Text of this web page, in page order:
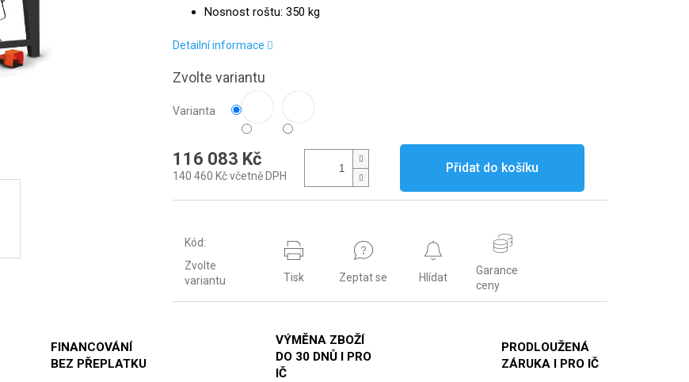
Nosnost roštu: 350 kg
Detailní informace
Zvolte variantu
Varianta
116 083 Kč
140 460 Kč včetně DPH
Přidat do košíku
Kód:
Zvolte
variantu
Tisk Zeptat se Hlídat
Garance
ceny
FINANCOVÁNÍ
BEZ PŘEPLATKU
VÝMĚNA ZBOŽÍ
DO 30 DNŮ I PRO
IČ
PRODLOUŽENÁ
ZÁRUKA I PRO IČ